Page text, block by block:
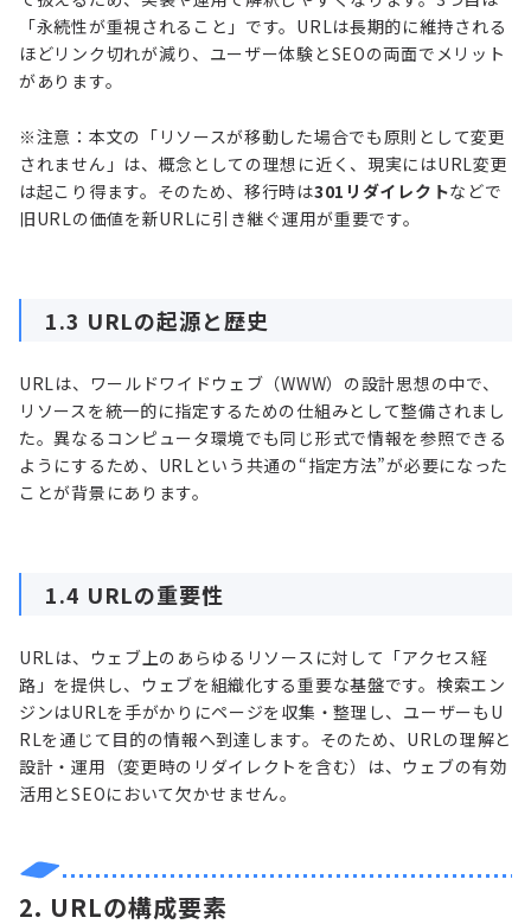
「永続性が重視されること」です。URLは長期的に維持される
ほどリンク切れが減り、ユーザー体験とSEOの両面でメリット
があります。
※注意：本文の「リソースが移動した場合でも原則として変更
されません」は、概念としての理想に近く、現実にはURL変更
は起こり得ます。そのため、移行時は301リダイレクトなどで
旧URLの価値を新URLに引き継ぐ運用が重要です。
1.3 URLの起源と歴史
URLは、ワールドワイドウェブ（WWW）の設計思想の中で、
リソースを統一的に指定するための仕組みとして整備されまし
た。異なるコンピュータ環境でも同じ形式で情報を参照できる
ようにするため、URLという共通の“指定方法”が必要になった
ことが背景にあります。
1.4 URLの重要性
URLは、ウェブ上のあらゆるリソースに対して「アクセス経
路」を提供し、ウェブを組織化する重要な基盤です。検索エン
ジンはURLを手がかりにページを収集・整理し、ユーザーもU
RLを通じて目的の情報へ到達します。そのため、URLの理解と
設計・運用（変更時のリダイレクトを含む）は、ウェブの有効
活用とSEOにおいて欠かせません。
2. URLの構成要素